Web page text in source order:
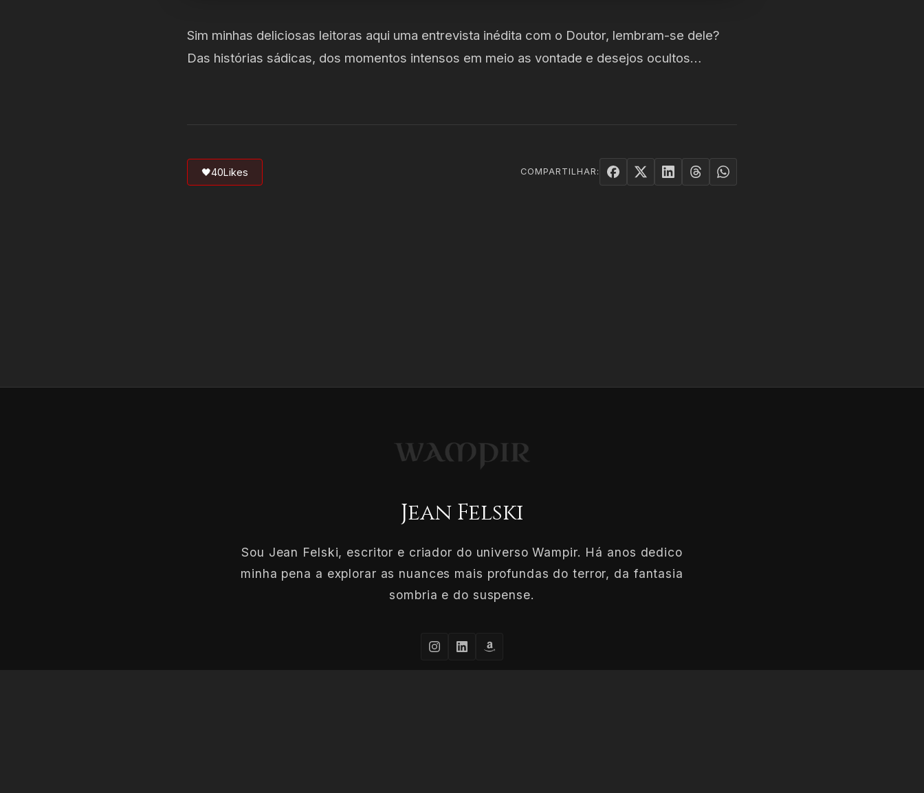
Sim minhas deliciosas leitoras aqui uma entrevista inédita com o Doutor, lembram-se dele?
Das histórias sádicas, dos momentos intensos em meio as vontade e desejos ocultos…
🖤40Likes COMPARTILHAR:
Jean Felski
Sou Jean Felski, escritor e criador do universo Wampir. Há anos dedico
minha pena a explorar as nuances mais profundas do terror, da fantasia
sombria e do suspense.